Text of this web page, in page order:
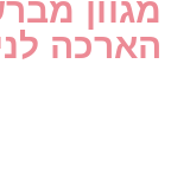
מגוון
הארכה